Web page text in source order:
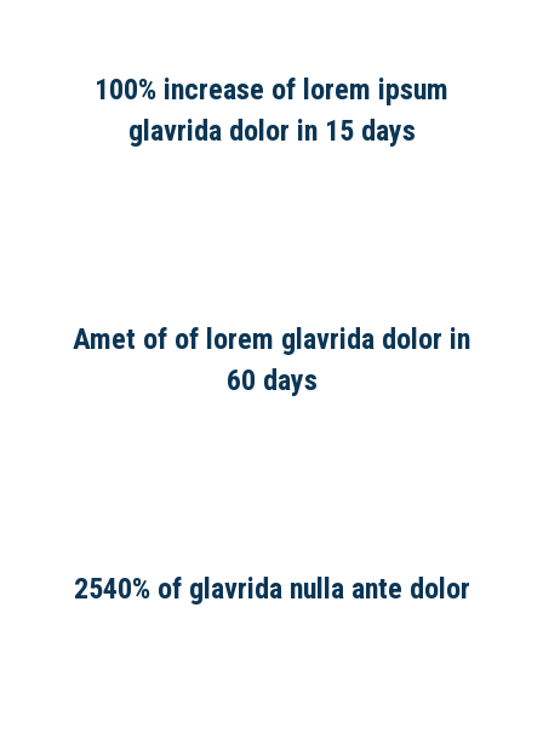
100% increase of lorem ipsum
glavrida dolor in 15 days
Amet of of lorem glavrida dolor in
60 days
2540% of glavrida nulla ante dolor